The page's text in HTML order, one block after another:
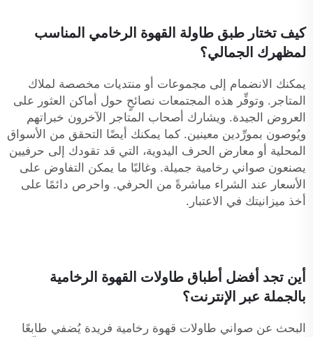
كيف تختار طبق طاولة القهوة الرخامي المناسب
لمظهرك الجمالي؟
يمكنك الانضمام إلى مجموعات أو منتديات مخصصة لملاك
المتاجر. وتوفِّر هذه المجتمعات نصائحٍ حول أماكن العثور على
العروض الجيدة. ويشارك أصحاب المتاجر الآخرون خبراتهم
ويُوصون بمورِّدين معينين. كما يمكنك أيضًا التحقق من الأسواق
المحلية أو معارض الحرف اليدوية، التي قد تقودك إلى حرفيين
يصنعون صواني رخامية جميلة. وغالبًا ما يمكن التفاوض على
الأسعار عند الشراء مباشرةً من الحرفي. واحرص دائمًا على
أخذ ميزانيتك في الاعتبار.
أين تجد أفضل أطباق طاولات القهوة الرخامية
بالجملة عبر الإنترنت؟
البحث عن صواني طاولات قهوة رخامية فريدة يُضفي طابعًا